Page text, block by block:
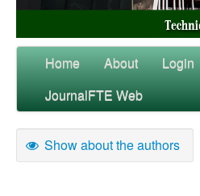
Home About Login
JournalFTE Web
Show about the authors